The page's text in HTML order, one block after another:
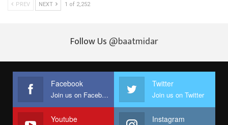
PREV NEXT 1 of 2,252
Follow Us @baatmidar
Facebook
Join us on Facebook
Twitter
Join us on Twitter
Youtube Instagram